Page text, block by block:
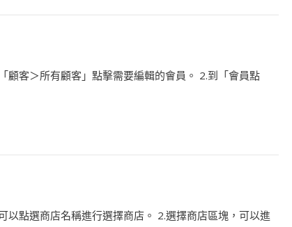
顧客＞所有顧客」點擊需要編輯的會員。 2.到「會員點
以點選商店名稱進行選擇商店。 2.選擇商店區塊，可以進